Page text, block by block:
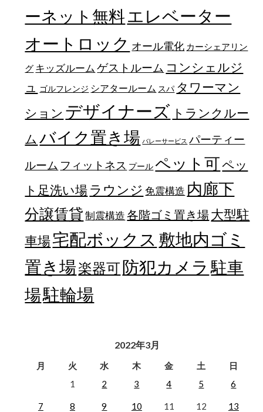
ーネット無料エレベーター
オートロック オール電化 カーシェアリン
グ キッズルーム ゲストルーム コンシェルジ
ュ
ゴルフレンジ シアタールーム スパ タワーマン
ション デザイナーズ トランクルー
ム バイク置き場 バレーサービス パーティー
ルーム フィットネス プール ペット可ペッ
ト足洗い場 ラウンジ 免震構造 内廊下
分譲賃貸 制震構造 各階ゴミ置き場大型駐
車場宅配ボックス 敷地内ゴミ
置き場楽器可防犯カメラ 駐車
場駐輪場
2022年3月
月 火 水 木 金 土
日
1
2 3 4 5 6
7 8 9 10 11 12 13